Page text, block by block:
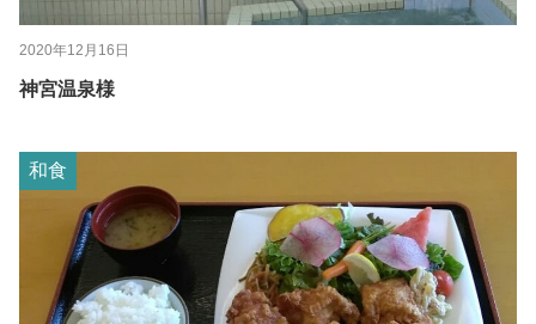
2020年12月16日
神宮温泉様
和食